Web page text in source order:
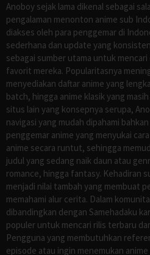
Anoboy sejak lama dikenal sebagai
pengalaman menonton anime sub
diakses oleh para penggemar di
sederhana dan update yang
sebagai sumber utama untuk
favorit mereka. Popularitasnya
menyediakan daftar anime yang
batch, hingga anime klasik yang
situs lain yang konsepnya serupa,
navigasi yang mudah dipahami
penggemar anime yang menyukai
anime secara runtut, sehingga
judul yang sedang naik daun atau
romance, hingga fantasy. Kehadiran
menjadi nilai tambah yang membuat
memahami alur cerita. Dalam
dibandingkan dengan Samehadaku
populer untuk mencari rilis terbaru
Pengguna yang membutuhkan
episode atau ingin menemukan